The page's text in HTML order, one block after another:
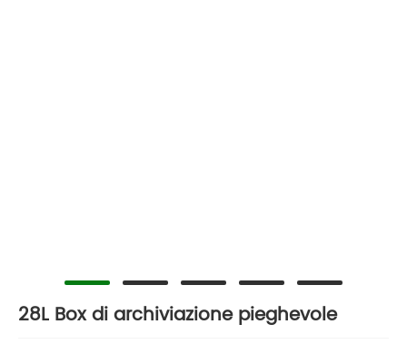
28L Box di archiviazione pieghevole